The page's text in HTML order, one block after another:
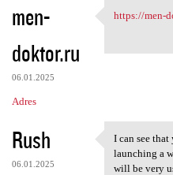
men-
doktor.ru
06.01.2025
Adres
https://
https://men-
Rush
06.01.2025
I can see
I can see
launching a
will be very